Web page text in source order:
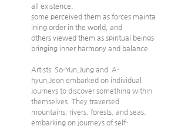
all existence,
some perceived them as forces mainta
ining order in the world, and
others viewed them as spiritual beings
bringing inner harmony and balance.
Artists  So-Yun,Jung and  A-
hyun,Jeon embarked on individual
journeys to discover something within
themselves. They traversed
mountains, rivers, forests, and seas,
embarking on journeys of self-